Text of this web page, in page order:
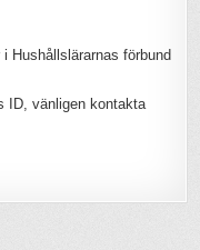
Hushållslärarnas förbund
ID, vänligen kontakta